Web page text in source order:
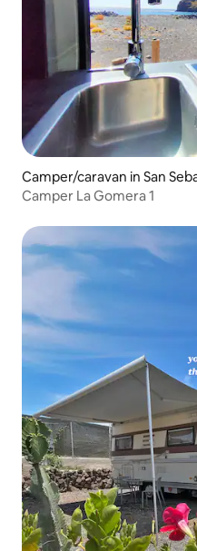
Camper/caravan in San
ra
Camper La Gomera 1